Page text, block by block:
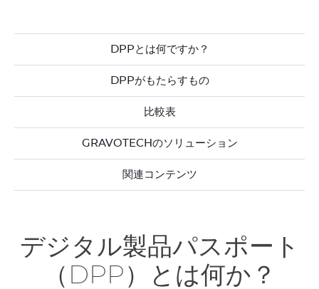
DPPとは何ですか？
DPPがもたらすもの
比較表
GRAVOTECHのソリューション
関連コンテンツ
デジタル製品パスポート
（DPP）とは何か？